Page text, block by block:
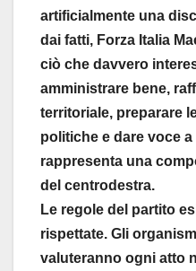
artificialmente una
dai fatti, Forza Italia
ciò che davvero
amministrare bene,
territoriale, preparare
politiche e dare voce a
rappresenta una
del centrodestra.
Le regole del partito
rispettate. Gli
valuteranno ogni atto